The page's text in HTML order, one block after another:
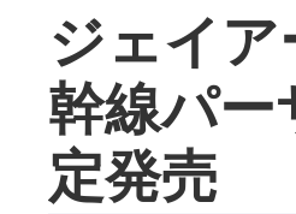
ジェイ
幹線パ
定発売